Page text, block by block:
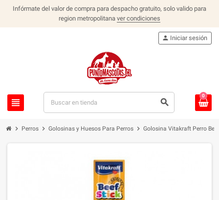
Infórmate del valor de compra para despacho gratuito, solo valido para
region metropolitana ver condiciones
view_headline search
person Iniciar sesión
0
chevron_right Perros chevron_right Golosinas y Huesos Para Perros chevron_right Golosina Vitakraft Perro